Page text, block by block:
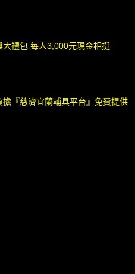
大禮包 每人3,000元現金相挺
擔『慈濟宜蘭輔具平台』免費提供